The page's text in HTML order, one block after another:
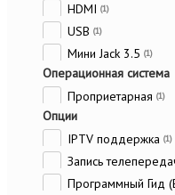
HDMI (1)
USB (1)
Мини Jack 3.5 (1)
Операционная система
Проприетарная (1)
Опции
IPTV поддержка (1)
Запись
Программный Гид